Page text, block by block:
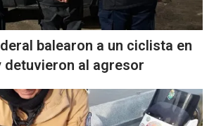
balearon a un ciclista en
detuvieron al agresor